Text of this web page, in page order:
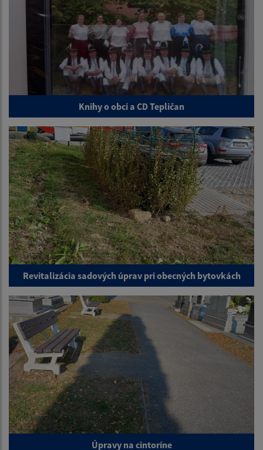
Knihy o obci a CD Tepličan
Revitalizácia sadových úprav pri obecných bytovkách
Úpravy na cintoríne